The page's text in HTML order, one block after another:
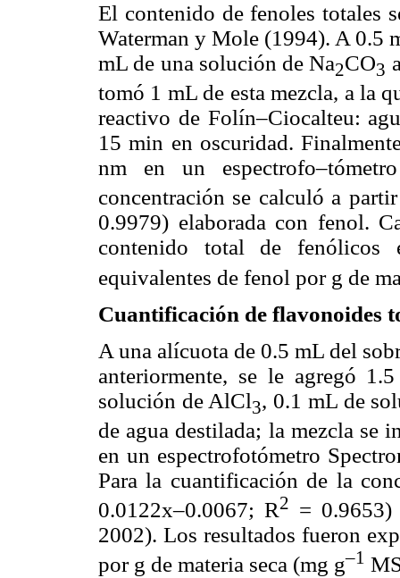
El contenido de fenoles totales
Waterman y Mole (1994). A 0.5
mL de una solución de Na2CO3
tomó 1 mL de esta mezcla, a la
reactivo de Folín–Ciocalteu:
15 min en oscuridad.
nm en un
concentración se calculó a
0.9979) elaborada con fenol.
contenido total de
equivalentes de fenol por g de
Cuantificación de flavonoides
A una alícuota de 0.5 mL del
anteriormente, se le agregó
solución de AlCl3, 0.1 mL de
de agua destilada; la mezcla se
en un espectrofotómetro
Para la cuantificación de la
0.0122x–0.0067; R2 = 0.9653)
2002). Los resultados fueron
por g de materia seca (mg g–1